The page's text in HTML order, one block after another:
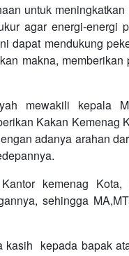
untuk meningkatkan
agar energi-energi
dapat mendukung
makna, memberikan
mewakili kepala
Kakan Kemenag
adanya arahan
kemenag
sehingga
kasih kepada bapak